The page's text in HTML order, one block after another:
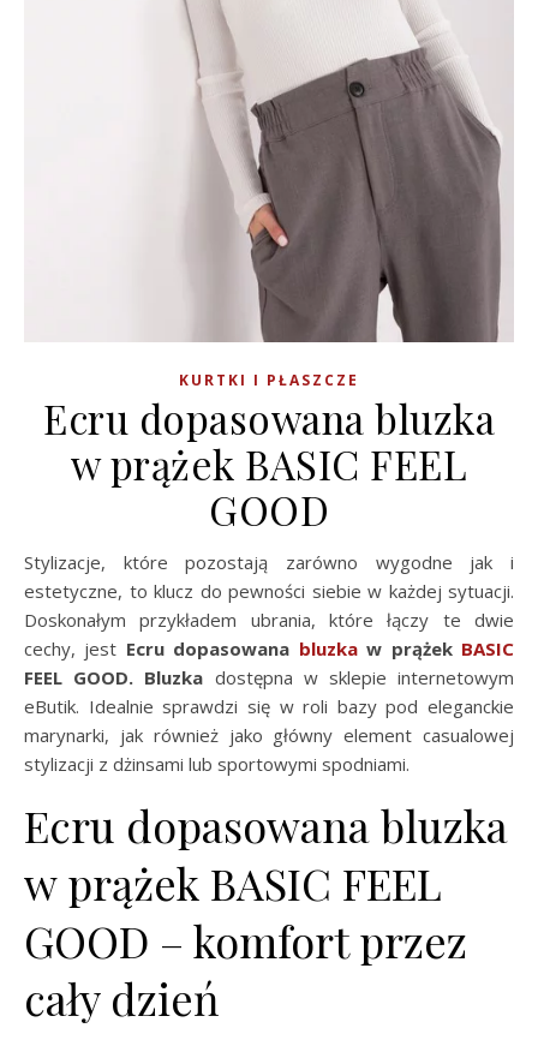
KURTKI I PŁASZCZE
Ecru dopasowana bluzka
w prążek BASIC FEEL
GOOD
Stylizacje, które pozostają zarówno wygodne jak i
estetyczne, to klucz do pewności siebie w każdej sytuacji.
Doskonałym przykładem ubrania, które łączy te dwie
cechy, jest Ecru dopasowana bluzkaw prążek BASIC
FEEL GOOD. Bluzka dostępna w sklepie internetowym
eButik. Idealnie sprawdzi się w roli bazy pod eleganckie
marynarki, jak również jako główny element casualowej
stylizacji z dżinsami lub sportowymi spodniami.
Ecru dopasowana bluzka
w prążek BASIC FEEL
GOOD – komfort przez
cały dzień